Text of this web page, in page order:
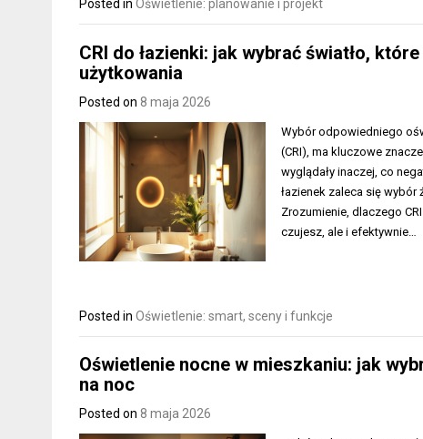
Posted in Oświetlenie: planowanie i projekt
CRI do łazienki: jak wybrać światło,
użytkowania
Posted on 8 maja 2026
Wybór odpowiedniego
(CRI), ma kluczowe
wyglądały inaczej, co
łazienek zaleca się wybór
Zrozumienie, dlaczego
czujesz, ale i efektywnie…
Posted in Oświetlenie: smart, sceny i funkcje
Oświetlenie nocne w mieszkaniu: jak
na noc
Posted on 8 maja 2026